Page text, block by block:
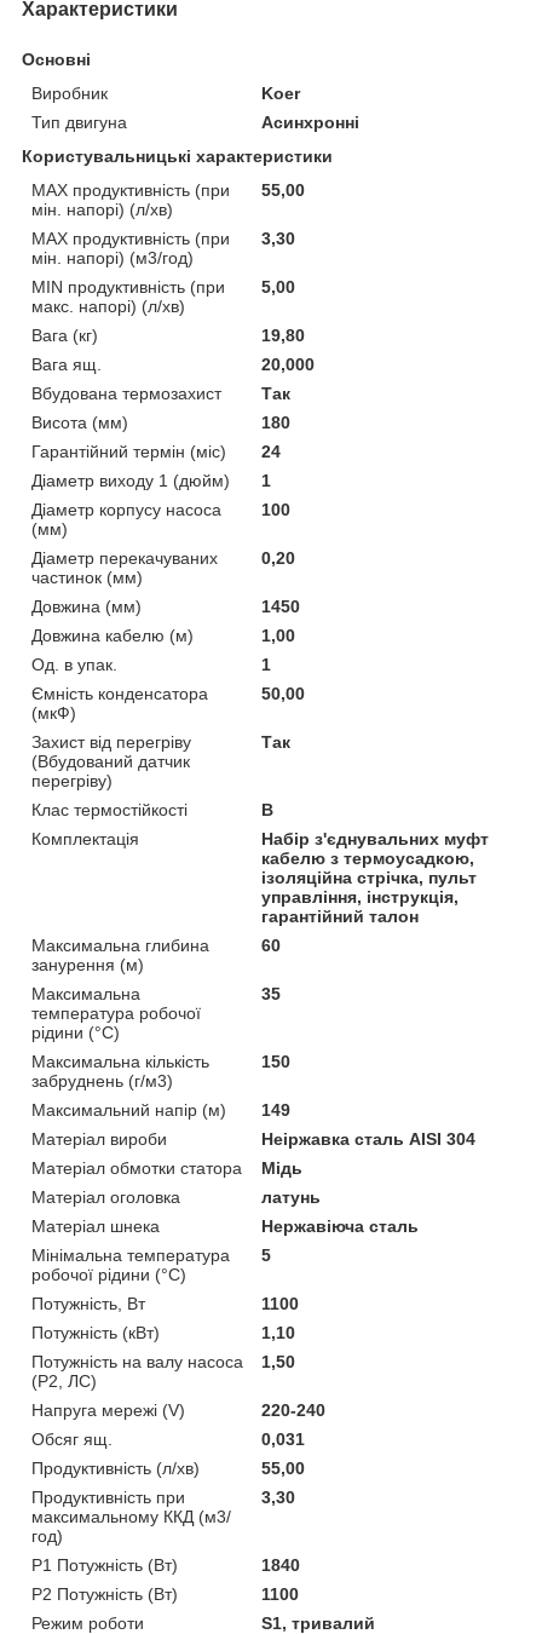
Характеристики
Основні
Виробник
Koer
Тип двигуна
Асинхронні
Користувальницькі характеристики
MAX продуктивність (при
мін. напорі) (л/хв)
55,00
MAX продуктивність (при
мін. напорі) (м3/год)
3,30
MIN продуктивність (при
макс. напорі) (л/хв)
5,00
Вага (кг)
19,80
Вага ящ.
20,000
Вбудована термозахист
Так
Висота (мм)
180
Гарантійний термін (міс)
24
Діаметр виходу 1 (дюйм)
1
Діаметр корпусу насоса
(мм)
100
Діаметр перекачуваних
частинок (мм)
0,20
Довжина (мм)
1450
Довжина кабелю (м)
1,00
Од. в упак.
1
Ємність конденсатора
(мкФ)
50,00
Захист від перегріву
(Вбудований датчик
перегріву)
Так
Клас термостійкості
B
Комплектація
Набір з'єднувальних муфт
кабелю з термоусадкою,
ізоляційна стрічка, пульт
управління, інструкція,
гарантійний талон
Максимальна глибина
занурення (м)
60
Максимальна
температура робочої
рідини (°C)
35
Максимальна кількість
забруднень (г/м3)
150
Максимальний напір (м)
149
Матеріал вироби
Неіржавка сталь AISI 304
Матеріал обмотки статора
Мідь
Матеріал оголовка
латунь
Матеріал шнека
Нержавіюча сталь
Мінімальна температура
робочої рідини (°C)
5
Потужність, Вт
1100
Потужність (кВт)
1,10
Потужність на валу насоса
(P2, ЛС)
1,50
Напруга мережі (V)
220-240
Обсяг ящ.
0,031
Продуктивність (л/хв)
55,00
Продуктивність при
максимальному ККД (м3/
год)
3,30
Р1 Потужність (Вт)
1840
Р2 Потужність (Вт)
1100
Режим роботи
S1, тривалий